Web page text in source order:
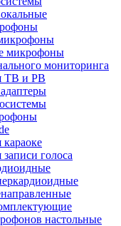
микрофоны
мониторинга
ТВ и РВ
голоса
настольные